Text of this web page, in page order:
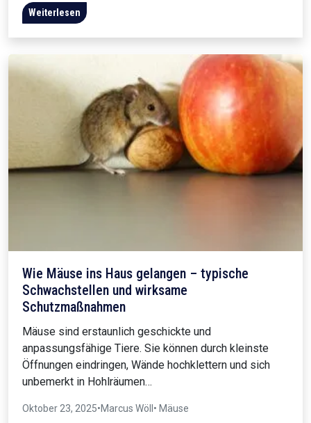
Weiterlesen
Wie Mäuse ins Haus gelangen – typische
Schwachstellen und wirksame
Schutzmaßnahmen
Mäuse sind erstaunlich geschickte und
anpassungsfähige Tiere. Sie können durch kleinste
Öffnungen eindringen, Wände hochklettern und sich
unbemerkt in Hohlräumen…
Oktober 23, 2025•Marcus Wöll• Mäuse